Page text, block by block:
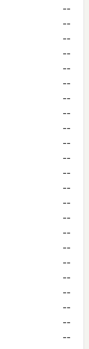
--
--
--
--
--
--
--
--
--
--
--
--
--
--
--
--
--
--
--
--
--
--
--